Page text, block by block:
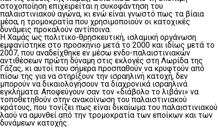
στοχοποίηση επιχειρείται η συκοφάντηση του
παλαιστινιακού αγώνα, κι ενώ είναι γνωστό πως τα βίαια
μέσα, η τρομοκρατία που χρησιμοποιούν οι κατοχικές
δυνάμεις προκαλούν αντίποινα.
Η Χαμάς ως πολιτικο-θρησκευτική, ισλαμική οργάνωση
εμφανίστηκε στο προσκήνιο μετά το 2000 και ιδίως μετά το
2007, που αναδείχθηκε εν μέσω ενδο-παλαιστινιακών
αντιθέσεων πρώτη δύναμη στις εκλογές στη Λωρίδα της
Γάζας, κι αυτοί που σήμερα προσπαθούν να κρυφτούν από
πίσω της για να στηρίξουν την ισραηλινή κατοχή, δεν
μπορούν να δικαιολογήσουν τα διαχρονικά ισραηλινά
εγκλήματα. Αποφεύγουν σαν τον «διάβολο το λιβάνι» να
τοποθετηθούν στην ανακοίνωση του παλαιστινιακού
κράτους, που τονίζει πως είναι δικαίωμα του παλαιστινιακού
λαού να αμυνθεί από την τρομοκρατία των εποίκων και των
δυνάμεων κατοχής.